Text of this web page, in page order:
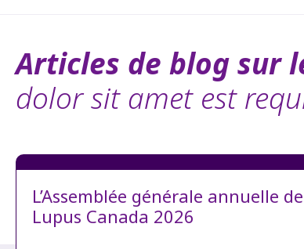
Articles de blog sur
dolor sit amet est
L’Assemblée générale annuelle de
Lupus Canada 2026